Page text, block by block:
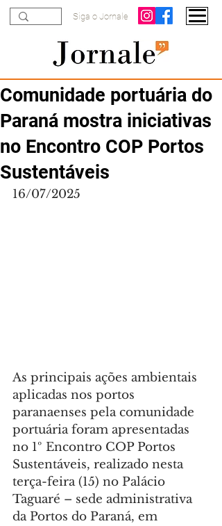
Siga o Jornale
Comunidade portuária do
Paraná mostra iniciativas
no Encontro COP Portos
Sustentáveis
16/07/2025
As principais ações ambientais
aplicadas nos portos
paranaenses pela comunidade
portuária foram apresentadas
no 1º Encontro COP Portos
Sustentáveis, realizado nesta
terça-feira (15) no Palácio
Taguaré – sede administrativa
da Portos do Paraná, em